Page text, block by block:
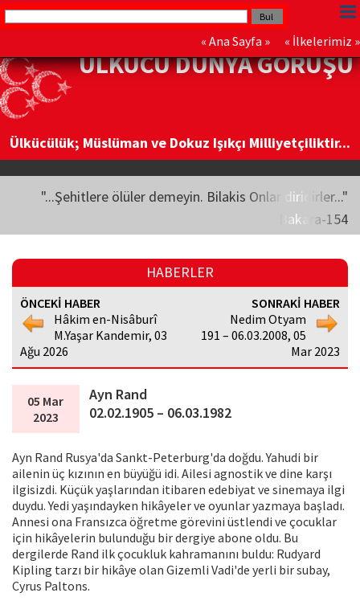
« Ana Sayfa » « İlkelerimiz »
ÜLKÜCÜ DÜNYA GÖRÜŞÜ
Ülkücülük; Müslüman ve Dokuz Işıkçı Milliyetçiliktir...
"...Şehitlere ölüler demeyin. Bilakis Onlar diridirler..."
Bakara-154
HABERLER
ÖNCEKİ HABER
Hâkim en-Nisâburî
M.Yaşar Kandemir, 03
Ağu 2026
SONRAKİ HABER
Nedim Otyam
191 – 06.03.2008, 05
Mar 2023
05 Mar
2023
Ayn Rand
02.02.1905 – 06.03.1982
Ayn Rand Rusya'da Sankt-Peterburg'da doğdu. Yahudi bir
ailenin üç kızının en büyüğü idi. Ailesi agnostik ve dine karşı
ilgisizdi. Küçük yaşlarından itibaren edebiyat ve sinemaya ilgi
duydu. Yedi yaşındayken hikâyeler ve oyunlar yazmaya başladı.
Annesi ona Fransızca öğretme görevini üstlendi ve çocuklar
için hikâyelerin bulunduğu bir dergiye abone oldu. Bu
dergilerde Rand ilk çocukluk kahramanını buldu: Rudyard
Kipling tarzı bir hikâye olan Gizemli Vadi'de yerli bir subay,
Cyrus Paltons.